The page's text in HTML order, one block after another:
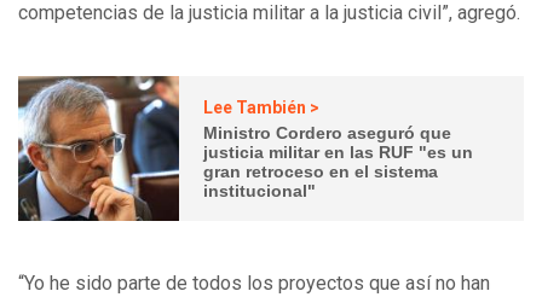
competencias de la justicia militar a la justicia civil”, agregó.
Lee También >
Ministro Cordero aseguró que
justicia militar en las RUF "es un
gran retroceso en el sistema
institucional"
“Yo he sido parte de todos los proyectos que así no han